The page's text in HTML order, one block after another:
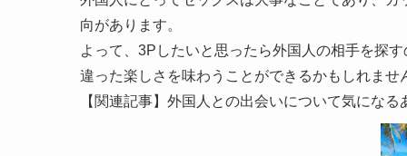
向があります。
よって、3Pしたいと思ったら外国人の相手を探
違った楽しさを味わうことができるかもしれませ
【関連記事】外国人との出会いについて気になる